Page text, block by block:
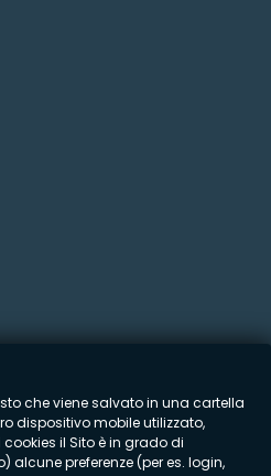
Santagostino
SNTRRT62A07B885D | CCIAA
che viene salvato in una cartella
dispositivo mobile utilizzato,
il Sito è in grado di
alcune preferenze (per es. login,